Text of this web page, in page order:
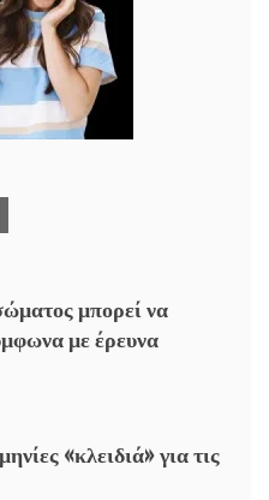
μπορεί να
με έρευνα
«κλειδιά» για τις